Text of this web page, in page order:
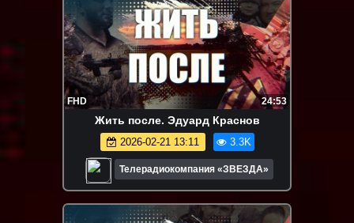
FHD 24:53
Жить после. Эдуард Краснов
2026-02-21 13:11 3.3K
Телерадиокомпания «ЗВЕЗДА»